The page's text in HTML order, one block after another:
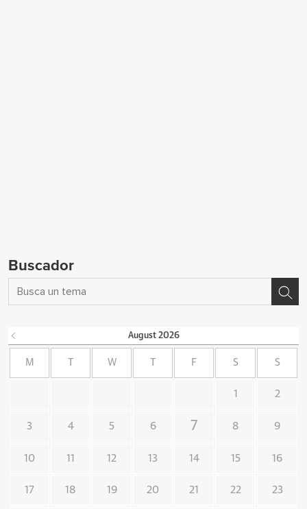
Buscador
August 2026
M W F S S
1 2
3 4 5 6 7 8 9
10 11 12 13 14 15 16
17 18 19 20 21 22 23